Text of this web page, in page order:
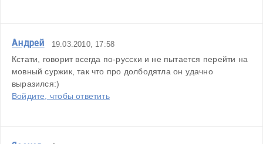
Андрей 19.03.2010, 17:58
Кстати, говорит всегда по-русски и не пытается перейти на
мовный суржик, так что про долбодятла он удачно
выразился:)
Войдите, чтобы ответить